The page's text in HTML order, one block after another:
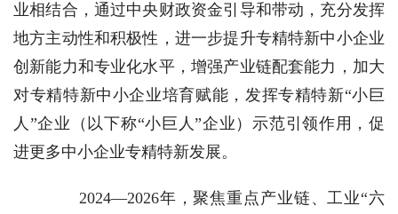
业相结合，通过中央财政资金引导和带动，充分发挥
地方主动性和积极性，进一步提升专精特新中小企业
创新能力和专业化水平，增强产业链配套能力，加大
对专精特新中小企业培育赋能，发挥专精特新“小巨
人”企业（以下称“小巨人”企业）示范引领作用，促
进更多中小企业专精特新发展。
2024—2026年，聚焦重点产业链、工业“六